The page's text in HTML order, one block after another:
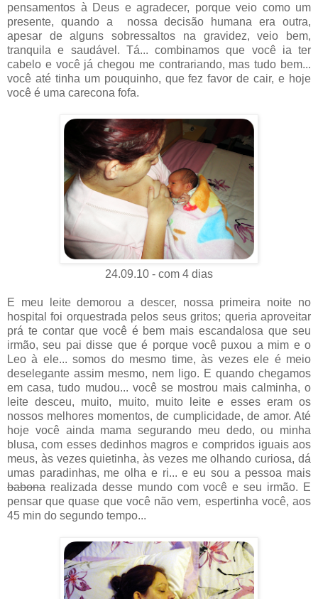
pensamentos à Deus e agradecer, porque veio como um
presente, quando a nossa decisão humana era outra,
apesar de alguns sobressaltos na gravidez, veio bem,
tranquila e saudável. Tá... combinamos que você ia ter
cabelo e você já chegou me contrariando, mas tudo bem...
você até tinha um pouquinho, que fez favor de cair, e hoje
você é uma carecona fofa.
24.09.10 - com 4 dias
E meu leite demorou a descer, nossa primeira noite no
hospital foi orquestrada pelos seus gritos; queria aproveitar
prá te contar que você é bem mais escandalosa que seu
irmão, seu pai disse que é porque você puxou a mim e o
Leo à ele... somos do mesmo time, às vezes ele é meio
deselegante assim mesmo, nem ligo. E quando chegamos
em casa, tudo mudou... você se mostrou mais calminha, o
leite desceu, muito, muito, muito leite e esses eram os
nossos melhores momentos, de cumplicidade, de amor. Até
hoje você ainda mama segurando meu dedo, ou minha
blusa, com esses dedinhos magros e compridos iguais aos
meus, às vezes quietinha, às vezes me olhando curiosa, dá
umas paradinhas, me olha e ri... e eu sou a pessoa mais
babona realizada desse mundo com você e seu irmão. E
pensar que quase que você não vem, espertinha você, aos
45 min do segundo tempo...